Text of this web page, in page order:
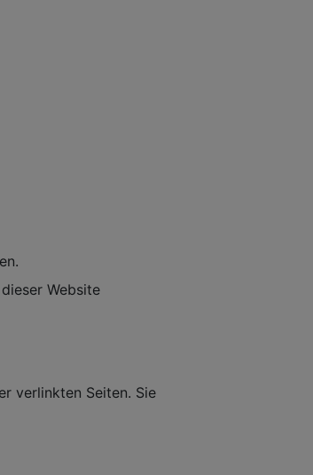
Website
verlinkten Seiten. Sie